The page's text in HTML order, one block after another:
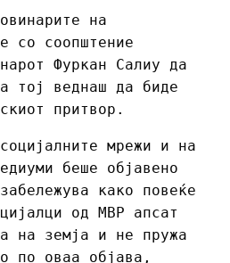
на
со соопштение
Фуркан Салиу да
тој веднаш да биде
притвор.
мрежи и на
беше објавено
како повеќе
од МВР апсат
на земја и не пружа
по оваа објава,